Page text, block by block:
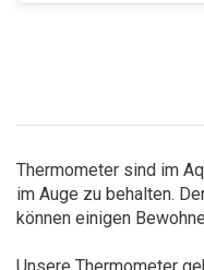
Thermometer sind im
im Auge zu behalten.
können einigen